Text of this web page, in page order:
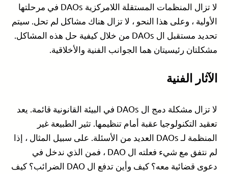
لا تزال المنظمات المستقلة اللامركزية DAOs في مرحلتها
الأولية ، وعلى هذا النحو ، لا تزال هناك مشاكل لم تحل. سيتم
تحديد مستقبل ال DAOs من خلال كيفية حل هذه المشاكل.
مشكلتان رئيسيتان هما الجوانب الفنية والأخلاقية.
الآثار الفنية
لا تزال مشكلة دمج ال DAOs في البيئة القانونية قائمة. يعد
تعقيد التكنولوجيا عقبة أمام تنظيمها. تثير الطبيعة غير
المنظمة لـ DAOs العديد من الأسئلة. على سبيل المثال ، إذا
لم نتفق مع شيء فعلته ال DAO ، فمن الذي ندخل في
دعوى قضائية معه؟ كيف وأين تدفع ال DAO الضرائب؟ كيف